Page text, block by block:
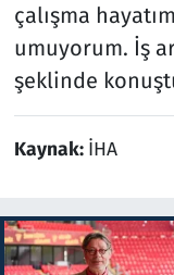
çalışma
umuyorum. İş
şeklinde
Kaynak: İHA